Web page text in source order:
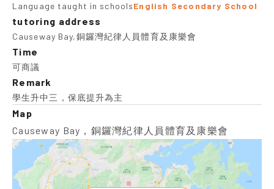
Language taught in schoolsEnglish Secondary School
tutoring address
Causeway Bay,銅鑼灣紀律人員體育及康樂會
Time
可商議
Remark
學生升中三，保底提升為主
Map
Causeway Bay，銅鑼灣紀律人員體育及康樂會